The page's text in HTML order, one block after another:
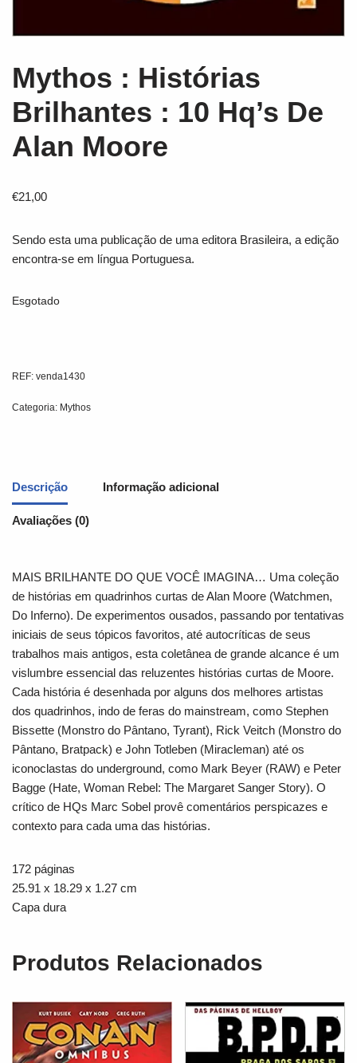
Mythos : Histórias
Brilhantes : 10 Hq’s De
Alan Moore
€21,00
Sendo esta uma publicação de uma editora Brasileira, a edição
encontra-se em língua Portuguesa.
Esgotado
REF: venda1430
Categoria: Mythos
Descrição Informação adicional
Avaliações (0)
MAIS BRILHANTE DO QUE VOCÊ IMAGINA… Uma coleção
de histórias em quadrinhos curtas de Alan Moore (Watchmen,
Do Inferno). De experimentos ousados, passando por tentativas
iniciais de seus tópicos favoritos, até autocríticas de seus
trabalhos mais antigos, esta coletânea de grande alcance é um
vislumbre essencial das reluzentes histórias curtas de Moore.
Cada história é desenhada por alguns dos melhores artistas
dos quadrinhos, indo de feras do mainstream, como Stephen
Bissette (Monstro do Pântano, Tyrant), Rick Veitch (Monstro do
Pântano, Bratpack) e John Totleben (Miracleman) até os
iconoclastas do underground, como Mark Beyer (RAW) e Peter
Bagge (Hate, Woman Rebel: The Margaret Sanger Story). O
crítico de HQs Marc Sobel provê comentários perspicazes e
contexto para cada uma das histórias.
172 páginas
25.91 x 18.29 x 1.27 cm
Capa dura
Produtos Relacionados